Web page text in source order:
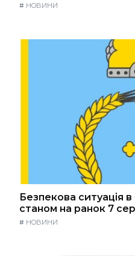
# НОВИНИ
Безпекова ситуація в
станом на ранок 7
# НОВИНИ